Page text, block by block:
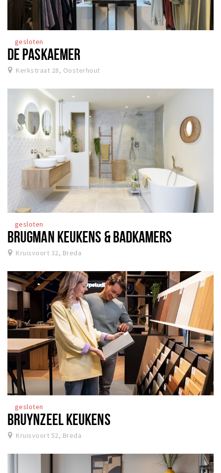
gesloten
DE PASKAEMER
Kerkstraat 28, Oosterhout
gesloten
BRUGMAN KEUKENS & BADKAMERS
Kruisvoort 32, Breda
gesloten
BRUYNZEEL KEUKENS
Kruisvoort 52, Breda